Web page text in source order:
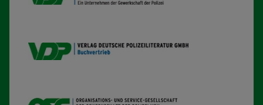
VDP B